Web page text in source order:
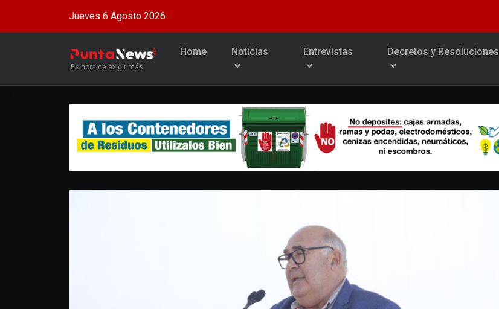
Jueves 6 Agosto 2026
Es hora de exigir más
Home Noticias Entrevistas Decretos y Resoluciones